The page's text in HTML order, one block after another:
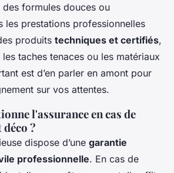
formules douces ou
les prestations professionnelles
produits techniques et certifiés,
taches tenaces ou les matériaux
est d’en parler en amont pour
sur vos attentes.
l'assurance en cas de
?
dispose d’une garantie
professionnelle. En cas de